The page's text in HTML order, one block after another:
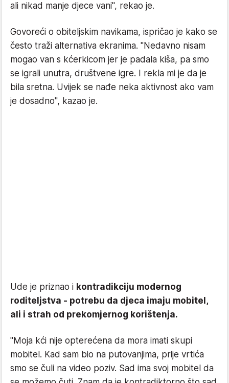
ali nikad manje djece vani", rekao je.
Govoreći o obiteljskim navikama, ispričao je kako se
često traži alternativa ekranima. "Nedavno nisam
mogao van s kćerkicom jer je padala kiša, pa smo
se igrali unutra, društvene igre. I rekla mi je da je
bila sretna. Uvijek se nađe neka aktivnost ako vam
je dosadno", kazao je.
Ude je priznao i kontradikciju modernog
roditeljstva - potrebu da djeca imaju mobitel,
ali i strah od prekomjernog korištenja.
"Moja kći nije opterećena da mora imati skupi
mobitel. Kad sam bio na putovanjima, prije vrtića
smo se čuli na video poziv. Sad ima svoj mobitel da